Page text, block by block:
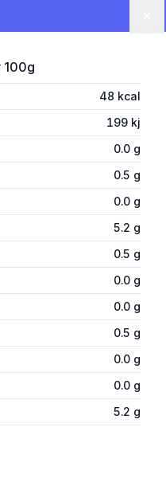
om at det kan være feil i
Cider
100g
48 kcal
199 kj
0.0 g
0.5 g
0.0 g
5.2 g
0.5 g
0.0 g
0.0 g
0.5 g
0.0 g
0.0 g
5.2 g
Cider Litchi&Lime 0,5l